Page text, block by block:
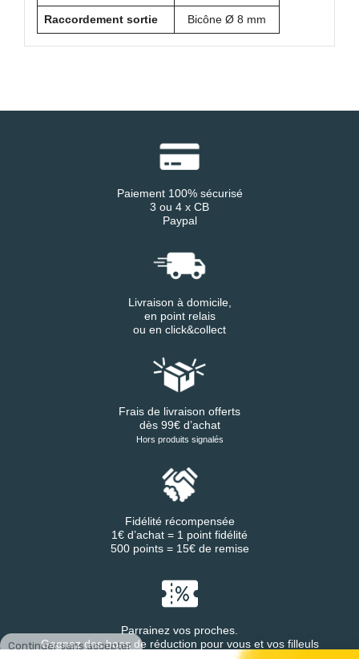
Continuer sans accepter
Raccordement sortie Bicône Ø 8 mm
Paiement 100% sécurisé
3 ou 4 x CB
Paypal
Livraison à domicile,
en point relais
ou en click&collect
Frais de livraison offerts
dès 99€ d’achat
Hors produits signalés
Fidélité récompensée
1€ d’achat = 1 point fidélité
500 points = 15€ de remise
Parrainez vos proches.
Gagnez des bons de réduction pour vous et vos filleuls